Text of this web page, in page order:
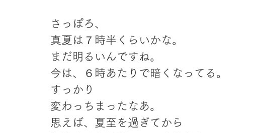
さっぽろ、
真夏は７時半くらいかな。
まだ明るいんですね。
今は、６時あたりで暗くなってる。
すっかり
変わっちまったなあ。
思えば、夏至を過ぎてから